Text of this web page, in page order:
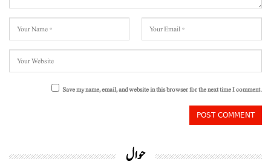
Save my name, email, and website in this browser for the next time I comment.
حوال